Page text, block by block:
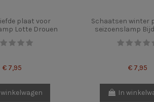
plaat voor
Lotte Drouen
€ 7,95
Schaatsen winter
seizoenslamp
€ 7,95
In